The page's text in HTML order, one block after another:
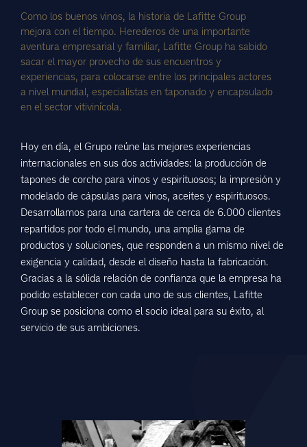
Como los buenos vinos, la historia de Lafitte Group
mejora con el tiempo. Herederos de una importante
aventura empresarial y familiar, Lafitte Group ha sabido
sacar el mayor provecho de sus encuentros y
experiencias, para colocarse entre los principales actores
a nivel mundial, especialistas en taponado y encapsulado
en el sector vitivinícola.
Hoy en día, el Grupo reúne las mejores experiencias
internacionales en sus dos actividades: la producción de
tapones de corcho para vinos y espirituosos; la impresión y
modelado de cápsulas para vinos, aceites y espirituosos.
Desarrollamos para una cartera de cerca de 6.000 clientes
repartidos por todo el mundo, una amplia gama de
productos y soluciones, que responden a un mismo nivel de
exigencia y calidad, desde el diseño hasta la fabricación.
Gracias a la sólida relación de confianza que la empresa ha
podido establecer con cada uno de sus clientes, Lafitte
Group se posiciona como el socio ideal para su éxito, al
servicio de sus ambiciones.